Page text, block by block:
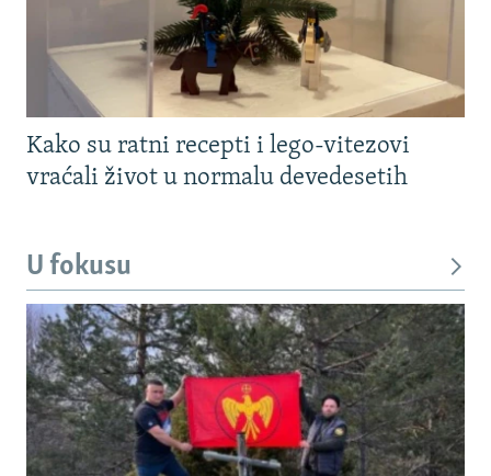
Kako su ratni recepti i lego-vitezovi
vraćali život u normalu devedesetih
U fokusu